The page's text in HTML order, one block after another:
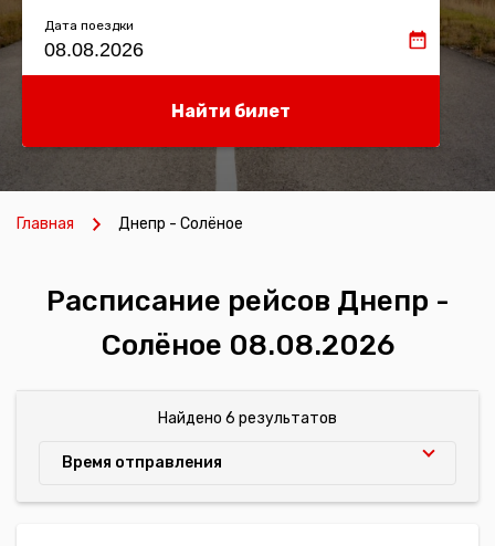
Дата поездки
Найти билет
Главная Днепр - Солёное
Расписание рейсов Днепр -
Солёное 08.08.2026
Найдено 6 результатов
Время отправления